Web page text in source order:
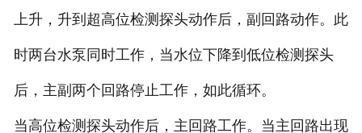
上升，升到超高位检测探头动作后，副回路动作。此
时两台水泵同时工作，当水位下降到低位检测探头
后，主副两个回路停止工作，如此循环。
当高位检测探头动作后，主回路工作。当主回路出现